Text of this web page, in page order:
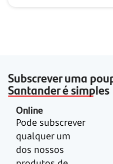
Subscrever uma
Santander é simples
Online
Pode subscrever
qualquer um
dos nossos